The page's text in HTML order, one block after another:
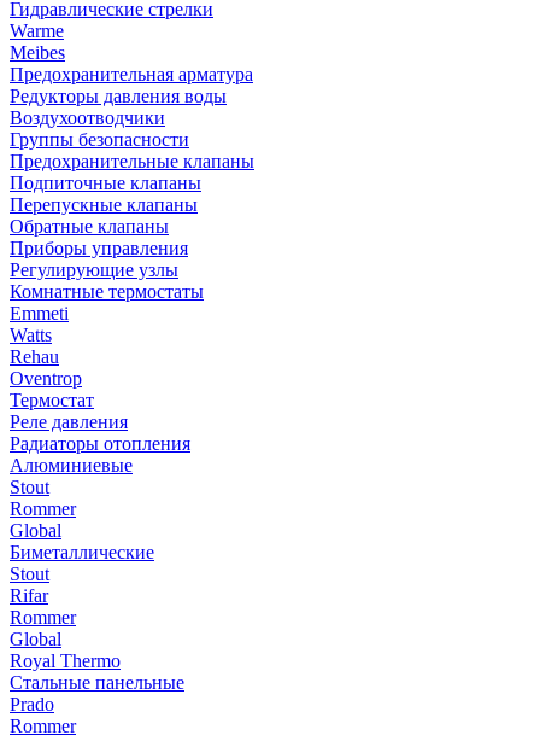
Гидравлические стрелки
Warme
Meibes
Предохранительная арматура
Редукторы давления воды
Воздухоотводчики
Группы безопасности
Предохранительные клапаны
Подпиточные клапаны
Перепускные клапаны
Обратные клапаны
Приборы управления
Регулирующие узлы
Комнатные термостаты
Emmeti
Watts
Rehau
Oventrop
Термостат
Реле давления
Радиаторы отопления
Алюминиевые
Stout
Rommer
Global
Биметаллические
Stout
Rifar
Rommer
Global
Royal Thermo
Стальные панельные
Prado
Rommer